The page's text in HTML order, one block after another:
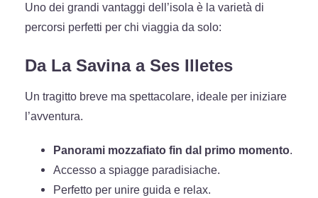
Uno dei grandi vantaggi dell’isola è la varietà di
percorsi perfetti per chi viaggia da solo:
Da La Savina a Ses Illetes
Un tragitto breve ma spettacolare, ideale per iniziare
l’avventura.
Panorami mozzafiato fin dal primo momento.
Accesso a spiagge paradisiache.
Perfetto per unire guida e relax.